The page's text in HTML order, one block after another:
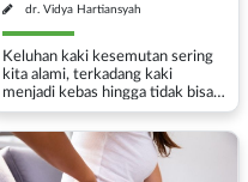
dr. Vidya Hartiansyah
Keluhan kaki kesemutan sering
kita alami, terkadang kaki
menjadi kebas hingga tidak bisa
digerakkan sementara. Kaki
kesemutan biasanya terjadi
akibat saraf di tungkai bawah
tertekan sementara, sed...